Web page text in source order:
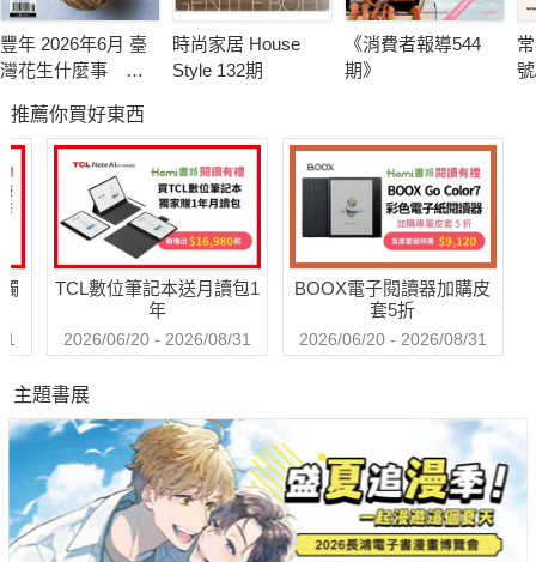
豐年 2026年6月 臺
灣花生什麼事 轉
時尚家居 House
Style 132期
《消費者報導544
期》
推薦你買好東西
TCL數位筆記本送月讀包1
年
2026/06/20 - 2026/08/31
BOOX電子閱讀器加購皮
套5折
2026/06/20 - 2026/08/31
主題書展